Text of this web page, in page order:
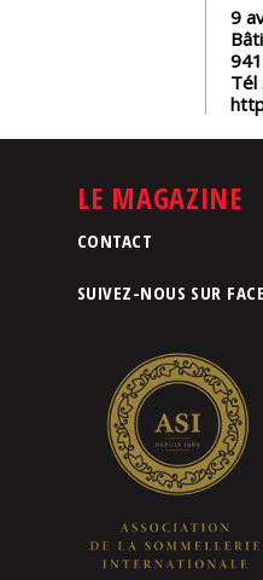
9
Tél
LE MAGAZINE
CONTACT
SUIVEZ-NOUS SUR